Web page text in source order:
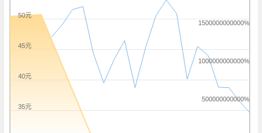
500000000000%
1000000000000%
1500000000000%
35元
40元
45元
50元